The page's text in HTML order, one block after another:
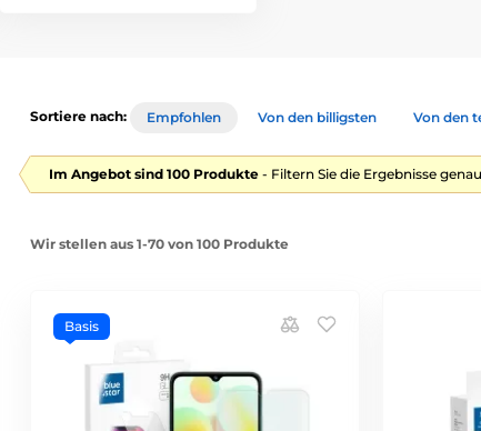
Sortiere nach: Empfohlen Von den billigsten Von den
Im Angebot sind 100 Produkte - Filtern Sie die Ergebnisse
Wir stellen aus 1-70 von 100 Produkte
Basis